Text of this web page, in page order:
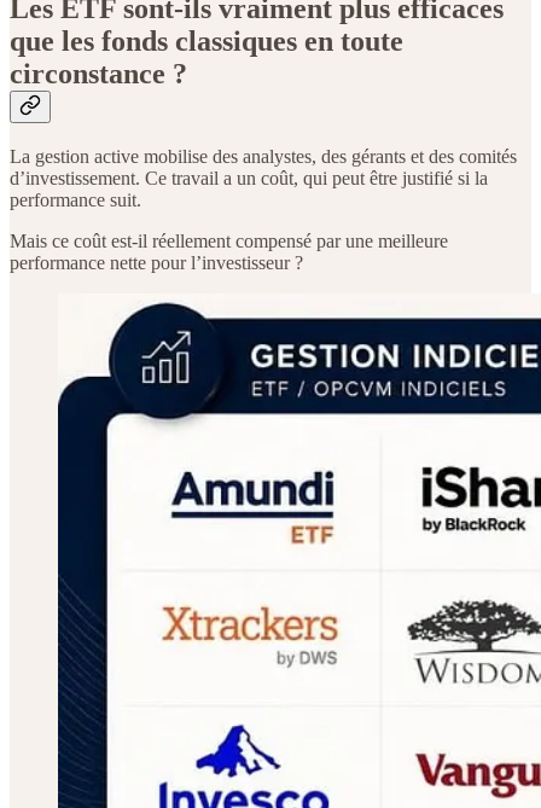
Les ETF sont-ils vraiment plus efficaces
que les fonds classiques en toute
circonstance ?
La gestion active mobilise des analystes, des gérants et des comités
d’investissement. Ce travail a un coût, qui peut être justifié si la
performance suit.
Mais ce coût est-il réellement compensé par une meilleure
performance nette pour l’investisseur ?